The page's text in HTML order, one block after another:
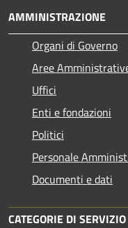
AMMINISTRAZIONE
Organi di Governo
Aree
Uffici
Enti e fondazioni
Politici
Personale
Documenti e dati
CATEGORIE DI SERVIZIO